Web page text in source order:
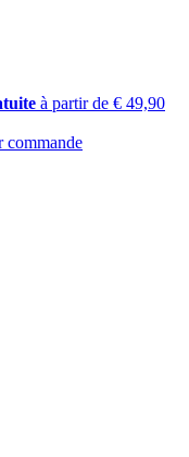
à partir de € 49,90
commande